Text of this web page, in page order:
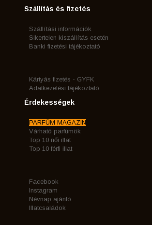
Szállítás és fizetés
Szállítási információk
Sikertelen kiszállítás esetén
Banki fizetési tájékoztató
Kártyás fizetés - GYFK
Adatkezelési tájékoztató
Érdekességek
PARFÜM MAGAZIN
Várható parfümök
Top 10 női illat
Top 10 férfi illat
Facebook
Instagram
Névnap ajánló
Illatcsaládok